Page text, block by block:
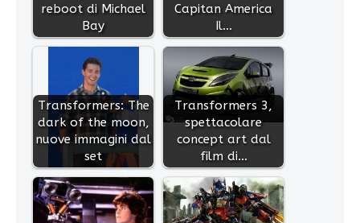
reboot di Michael
Bay
Capitan America
Il…
Transformers: The
dark of the moon,
nuove immagini dal
set
Transformers 3,
spettacolare
concept art dal
film di…